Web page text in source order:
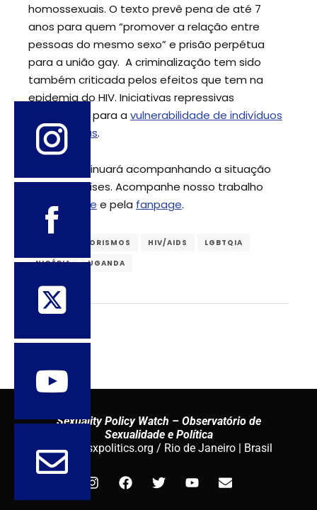
homossexuais. O texto prevê pena de até 7
anos para quem “promover a relação entre
pessoas do mesmo sexo” e prisão perpétua
para a união gay. A criminalização tem sido
também criticada pelos efeitos que tem na
epidemia do HIV. Iniciativas repressivas
contribuem para a vulnerabilidade de indivíduos
gays ao vírus.
O SPW continuará acompanhando a situação
nos dois países. Acompanhe nosso trabalho
pelowebsite e pela fanpage.
CONSERVADORISMOS HIV/AIDS
LGBTQIA
NIGÉRIA
UGANDA
Sexuality Policy Watch – Observatório de
Sexualidade e Política
admin@sxpolitics.org / Rio de Janeiro | Brasil